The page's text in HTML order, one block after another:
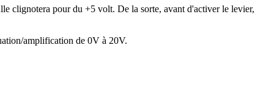
clignotera pour du +5 volt. De la sorte, avant d'activer le levier,
amplification de 0V à 20V.